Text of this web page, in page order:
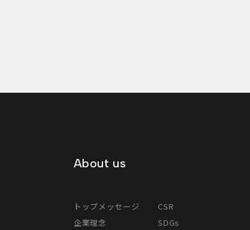
About us
トップメッセージ
企業理念
CSR
SDGs